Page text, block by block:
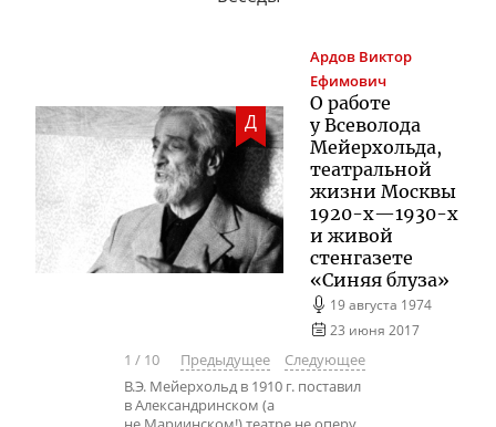
Д
Ардов Виктор
Ефимович
О работе
у Всеволода
Мейерхольда,
театральной
жизни Москвы
1920-х—1930-х
и живой
стенгазете
«Синяя блуза»
19 августа 1974
23 июня 2017
1 / 10 Предыдущее
Следующее
В.Э. Мейерхольд в 1910 г. поставил
в Александринском (а